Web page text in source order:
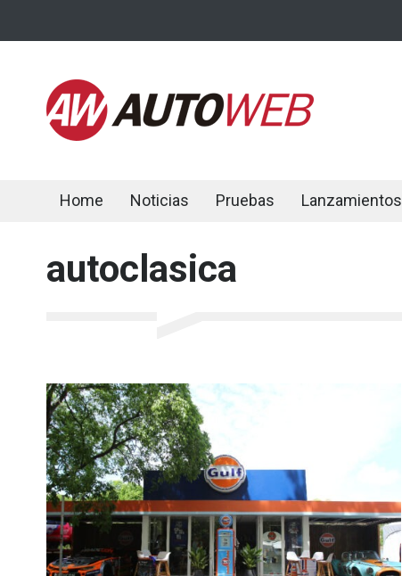
Home Noticias Pruebas Lanzamientos
autoclasica